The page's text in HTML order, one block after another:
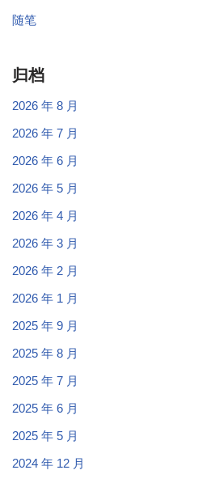
随笔
归档
2026 年 8 月
2026 年 7 月
2026 年 6 月
2026 年 5 月
2026 年 4 月
2026 年 3 月
2026 年 2 月
2026 年 1 月
2025 年 9 月
2025 年 8 月
2025 年 7 月
2025 年 6 月
2025 年 5 月
2024 年 12 月